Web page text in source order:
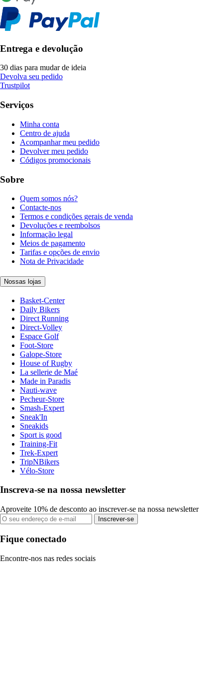
Entrega e devolução
30 dias para mudar de ideia
Devolva seu pedido
Trustpilot
Serviços
Minha conta
Centro de ajuda
Acompanhar meu pedido
Devolver meu pedido
Códigos promocionais
Sobre
Quem somos nós?
Contacte-nos
Termos e condições gerais de venda
Devoluções e reembolsos
Informação legal
Meios de pagamento
Tarifas e opções de envio
Nota de Privacidade
Nossas lojas
Basket-Center
Daily Bikers
Direct Running
Direct-Volley
Espace Golf
Foot-Store
Galope-Store
House of Rugby
La sellerie de Maé
Made in Paradis
Nauti-wave
Pecheur-Store
Smash-Expert
Sneak'In
Sneakids
Sport is good
Training-Fit
Trek-Expert
TripNBikers
Vélo-Store
Inscreva-se na nossa newsletter
Aproveite 10% de desconto ao inscrever-se na nossa newsletter
Inscrever-se
Fique conectado
Encontre-nos nas redes sociais